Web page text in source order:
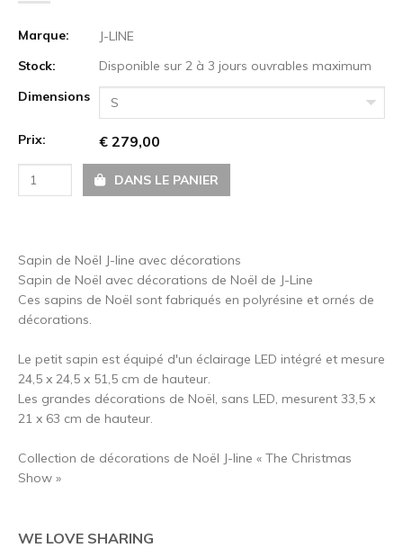
Marque:
J-LINE
Stock:
Disponible sur 2 à 3 jours ouvrables maximum
Dimensions
S
Prix: € 279,00
DANS LE PANIER
Sapin de Noël J-line avec décorations
Sapin de Noël avec décorations de Noël de J-Line
Ces sapins de Noël sont fabriqués en polyrésine et ornés de
décorations.
Le petit sapin est équipé d'un éclairage LED intégré et mesure
24,5 x 24,5 x 51,5 cm de hauteur.
Les grandes décorations de Noël, sans LED, mesurent 33,5 x
21 x 63 cm de hauteur.
Collection de décorations de Noël J-line « The Christmas
Show »
WE LOVE SHARING